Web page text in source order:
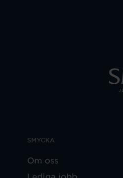
SMYCKA
Om oss
Lediga jobb